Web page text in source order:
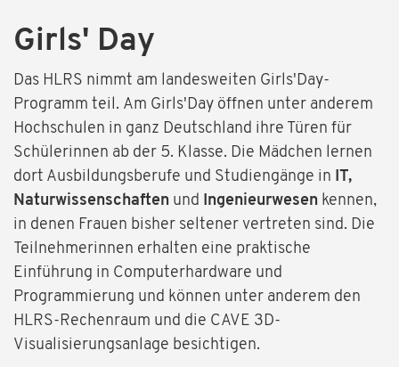
Girls' Day
Das HLRS nimmt am landesweiten Girls'Day-
Programm teil. Am Girls'Day öffnen unter anderem
Hochschulen in ganz Deutschland ihre Türen für
Schülerinnen ab der 5. Klasse. Die Mädchen lernen
dort Ausbildungsberufe und Studiengänge in IT,
Naturwissenschaften und Ingenieurwesen kennen,
in denen Frauen bisher seltener vertreten sind. Die
Teilnehmerinnen erhalten eine praktische
Einführung in Computerhardware und
Programmierung und können unter anderem den
HLRS-Rechenraum und die CAVE 3D-
Visualisierungsanlage besichtigen.